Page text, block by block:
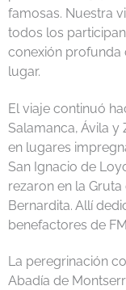
famosas. Nuestra
todos los
conexión profunda
lugar.
El viaje continuó
Salamanca, Ávila
en lugares
San Ignacio de
rezaron en la
Bernardita. Allí
benefactores de
La peregrinación
Abadía de